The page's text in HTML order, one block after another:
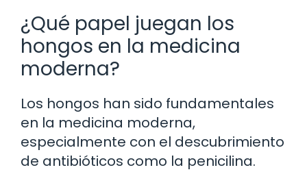
¿Qué papel juegan los
hongos en la medicina
moderna?
Los hongos han sido fundamentales
en la medicina moderna,
especialmente con el descubrimiento
de antibióticos como la penicilina.